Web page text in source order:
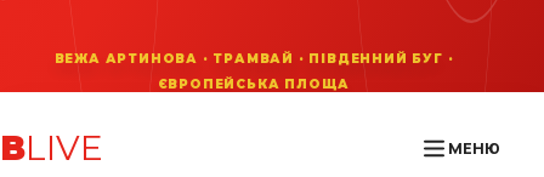
ВLIVE МЕНЮ